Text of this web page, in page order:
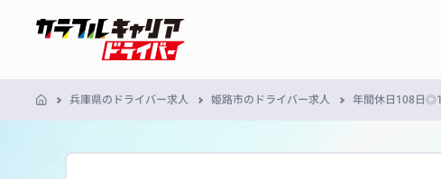
兵庫県のドライバー求人 姫路市のドライバー求人 年間休日108日